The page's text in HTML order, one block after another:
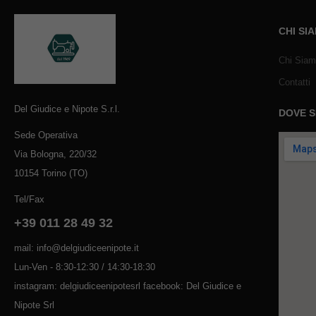
Del Giudice e Nipote S.r.l.
Sede Operativa
Via Bologna, 220/32
10154 Torino (TO)
Tel/Fax
+39 011 28 49 32
mail: info@delgiudiceenipote.it
Lun-Ven - 8:30-12:30 / 14:30-18:30
instagram: delgiudiceenipotesrl facebook: Del Giudice e
Nipote Srl
CHI
Chi
Contatti
DOVE